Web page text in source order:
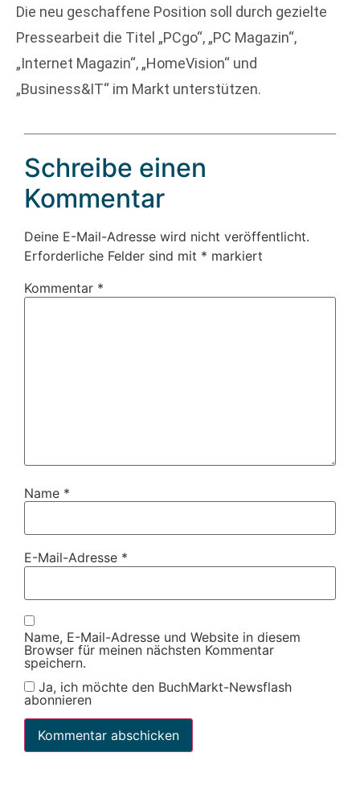
Die neu geschaffene Position soll durch gezielte
Pressearbeit die Titel „PCgo“, „PC Magazin“,
„Internet Magazin“, „HomeVision“ und
„Business&IT“ im Markt unterstützen.
Schreibe einen
Kommentar
Deine E-Mail-Adresse wird nicht veröffentlicht.
Erforderliche Felder sind mit * markiert
Kommentar *
Name *
E-Mail-Adresse *
Name, E-Mail-Adresse und Website in diesem
Browser für meinen nächsten Kommentar
speichern.
Ja, ich möchte den BuchMarkt-Newsflash
abonnieren